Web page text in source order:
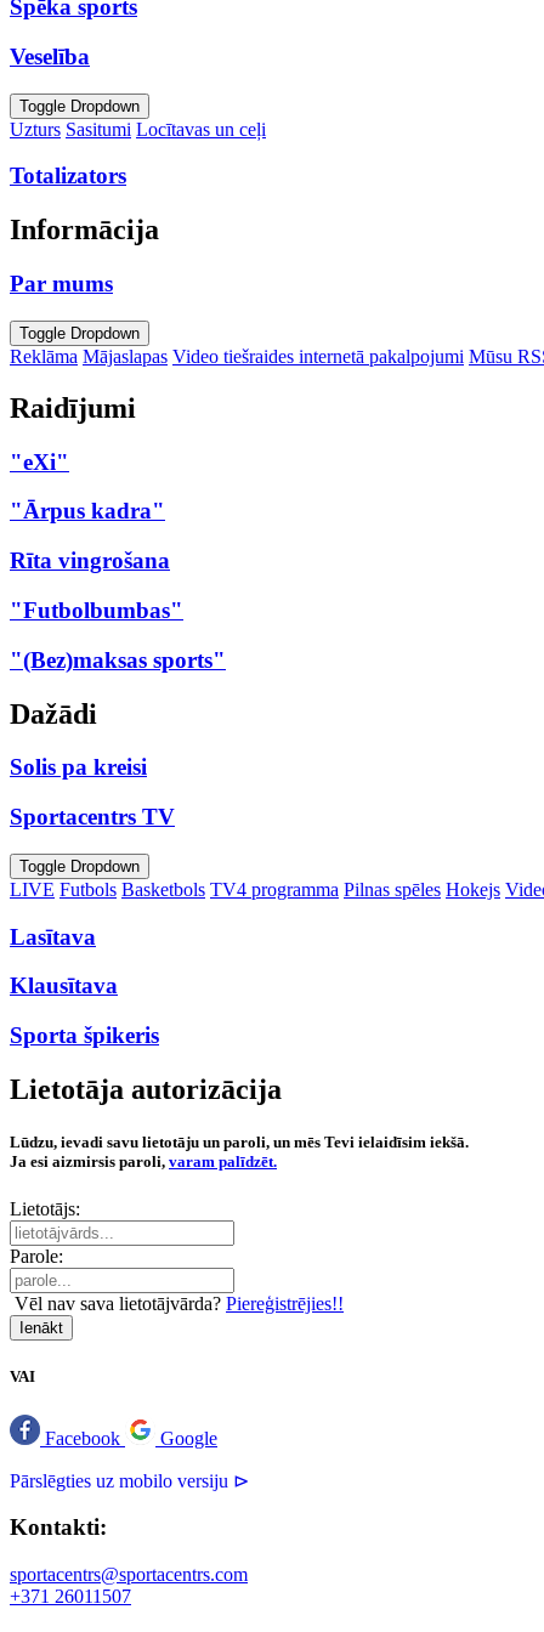
Spēka sports
Veselība
Toggle Dropdown
Uzturs Sasitumi Locītavas un ceļi
Totalizators
Informācija
Par mums
Toggle Dropdown
Reklāma Mājaslapas Video tiešraides internetā pakalpojumi Mūsu
Raidījumi
"eXi"
"Ārpus kadra"
Rīta vingrošana
"Futbolbumbas"
"(Bez)maksas sports"
Dažādi
Solis pa kreisi
Sportacentrs TV
Toggle Dropdown
LIVE Futbols Basketbols TV4 programma Pilnas spēles Hokejs
Lasītava
Klausītava
Sporta špikeris
Lietotāja autorizācija
Lūdzu, ievadi savu lietotāju un paroli, un mēs Tevi ielaidīsim iekšā.
Ja esi aizmirsis paroli, varam palīdzēt.
Lietotājs:
Parole:
Vēl nav sava lietotājvārda? Piereģistrējies!!
Ienākt
VAI
Facebook Google
Pārslēgties uz mobilo versiju ⊳
Kontakti:
sportacentrs@sportacentrs.com
+371 26011507